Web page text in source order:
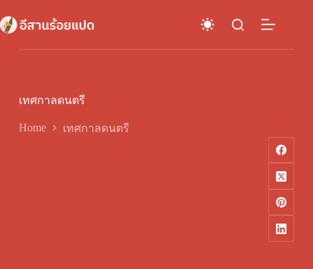
to
content
เทศกาลดนตรี
Home เทศกาลดนตรี